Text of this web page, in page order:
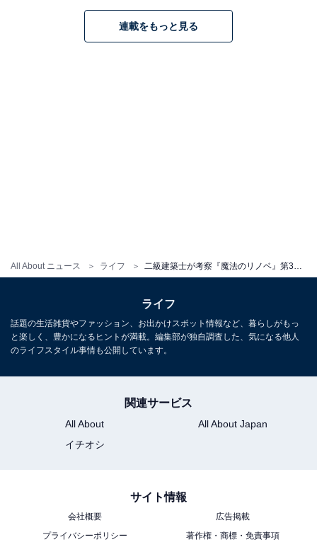
All About ニュース ライフ
つい目を奪われるのは半円アーチの窓。フレームはシン
プルですが、長方形の窓にはない柔らかい雰囲気を感じ
ますね。手前にある化粧梁のストレートな形との対比が
なかなかいいバランスです。
らここは目で楽しむだけにして、インテリアの参考とし
てはカーテンに注目しましょう。おそらくシンプルなデ
ザインの両開きカーテンですが、白い壁に淡いベージュ
の床という全体的に明るい空間の中で、ローズカラーの
この色、単独で見るとかなり派手なトーンの部類に入り
ます。ですが、壁や床といった室内で大きな面積を白か
淡い色にしておくと、個性的な色やデザインのカーテン
連載をもっと見る
ライフ
話題の生活雑貨やファッション、お出かけスポット情報など、暮らしがもっ
と楽しく、豊かになるヒントが満載。編集部が独自調査した、気になる他人
のライフスタイル事情も公開しています。
関連サービス
All About
All About Japan
イチオシ
サイト情報
会社概要
広告掲載
プライバシーポリシー
著作権・商標・免責事項